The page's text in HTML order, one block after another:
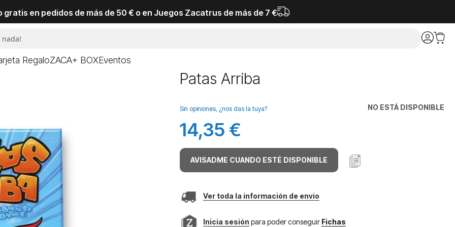
gratis en pedidos de más de 50 € o en Juegos Zacatrus de más de 7 €
RegaloZACA+ BOXEventos
Patas Arriba
NO ESTÁ DISPONIBLE
Sin opiniones, ¿nos das la tuya?
14,35 €
AVISADME CUANDO ESTÉ DISPONIBLE
Ver toda la información de envio
Inicia sesión para poder conseguir Fichas